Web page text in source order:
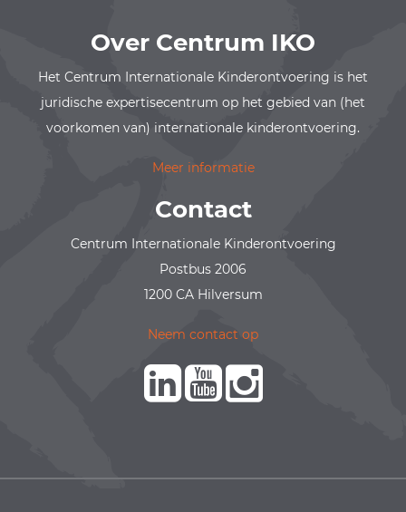
Over Centrum IKO
Het Centrum Internationale Kinderontvoering is het
juridische expertisecentrum op het gebied van (het
voorkomen van) internationale kinderontvoering.
Meer informatie
Contact
Centrum Internationale Kinderontvoering
Postbus 2006
1200 CA Hilversum
Neem contact op